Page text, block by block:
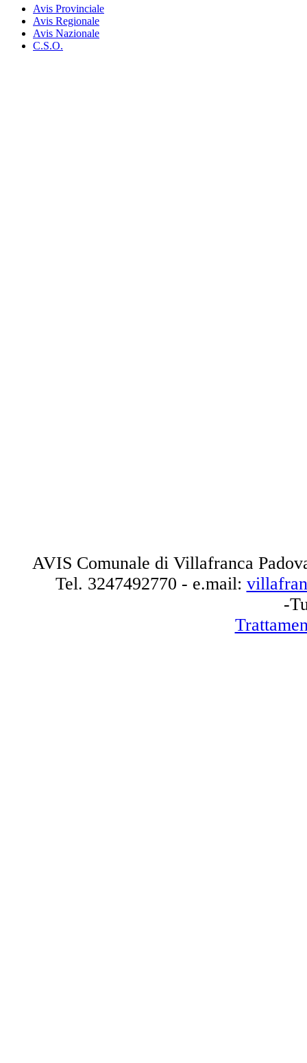
Avis Provinciale
Avis Regionale
Avis Nazionale
C.S.O.
AVIS Comunale di Villafranca
Tel. 3247492770 - e.mail:
-